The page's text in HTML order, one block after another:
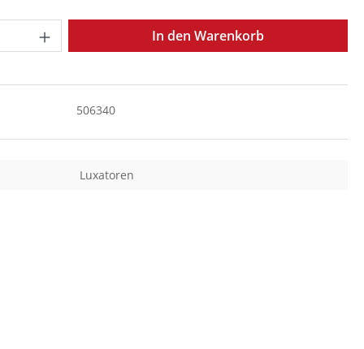
Anzahl: Gib den gewünschten Wert
In den Warenkorb
506340
Luxatoren